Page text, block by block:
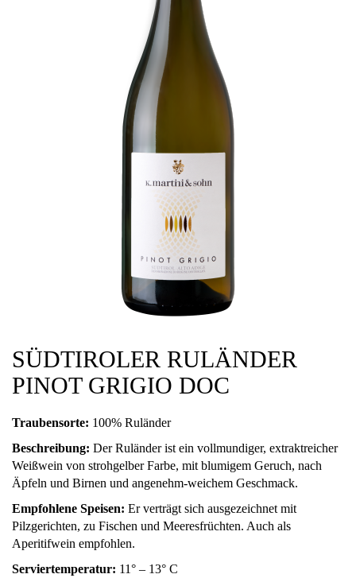
SÜDTIROLER RULÄNDER
PINOT GRIGIO DOC
Traubensorte: 100% Ruländer
Beschreibung: Der Ruländer ist ein vollmundiger, extraktreicher
Weißwein von strohgelber Farbe, mit blumigem Geruch, nach
Äpfeln und Birnen und angenehm-weichem Geschmack.
Empfohlene Speisen: Er verträgt sich ausgezeichnet mit
Pilzgerichten, zu Fischen und Meeresfrüchten. Auch als
Aperitifwein empfohlen.
Serviertemperatur: 11° – 13° C